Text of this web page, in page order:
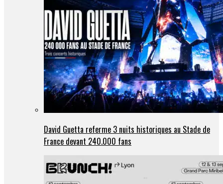
David Guetta referme 3 nuits historiques au Stade de
France devant 240.000 fans